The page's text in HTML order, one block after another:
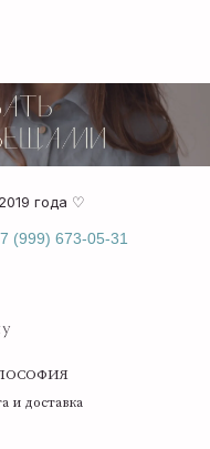
года ♡
(999) 673-05-31
и доставка